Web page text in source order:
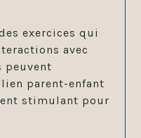
exercices qui
avec
peuvent
parent-enfant
stimulant pour